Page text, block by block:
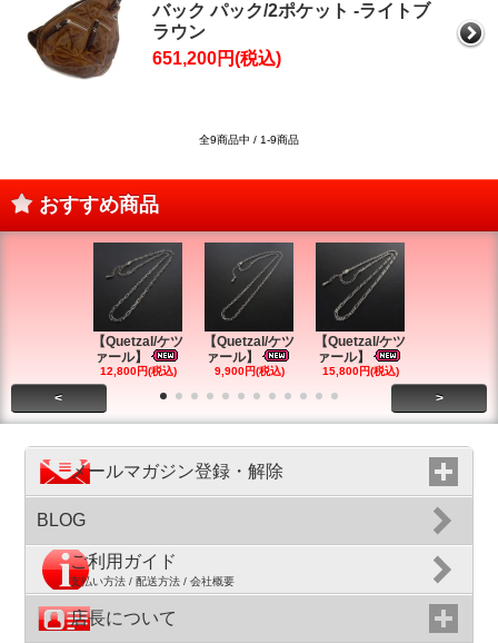
バック パック/2ポケット -ライトブ
ラウン
651,200円(税込)
全9商品中 / 1-9商品
おすすめ商品
【Quetzal/ケツ
ァール】
12,800円(税込)
【Quetzal/ケツ
ァール】
9,900円(税込)
【Quetzal/ケツ
ァール】
15,800円(税込)
< >
メールマガジン登録・解除
BLOG
ご利用ガイド
支払い方法 / 配送方法 / 会社概要
店長について